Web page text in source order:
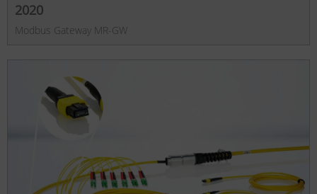
2020
Modbus Gateway MR-GW